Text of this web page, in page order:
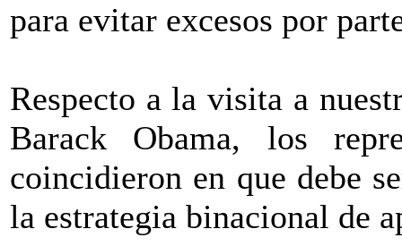
para evitar excesos por
Respecto a la visita a
Barack Obama, los
coincidieron en que debe
la estrategia binacional de